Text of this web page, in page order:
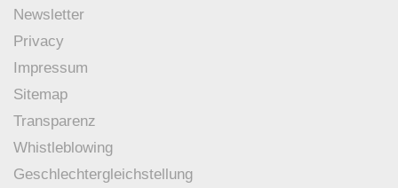
Newsletter
Privacy
Impressum
Sitemap
Transparenz
Whistleblowing
Geschlechtergleichstellung